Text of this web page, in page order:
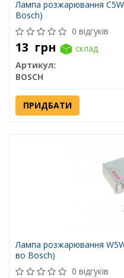
Лампа розжарювання
Bosch)
0 відгуків
13 грн
склад
Артикул:
BOSCH
ПРИДБАТИ
Лампа розжарювання
во Bosch)
0 відгуків